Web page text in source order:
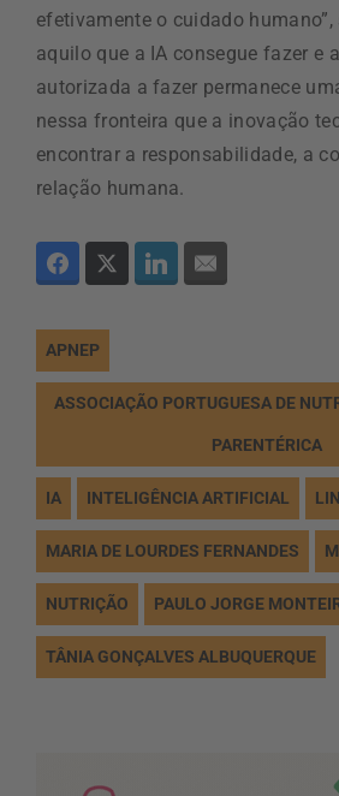
efetivamente o cuidado
aquilo que a IA consegue fazer e
autorizada a fazer permanece
nessa fronteira que a inovação
encontrar a responsabilidade, a
relação humana.
APNEP
ASSOCIAÇÃO PORTUGUESA DE
PARENTÉRICA
IA INTELIGÊNCIA ARTIFICIAL
MARIA DE LOURDES FERNANDES
NUTRIÇÃO PAULO JORGE
TÂNIA GONÇALVES ALBUQUERQUE